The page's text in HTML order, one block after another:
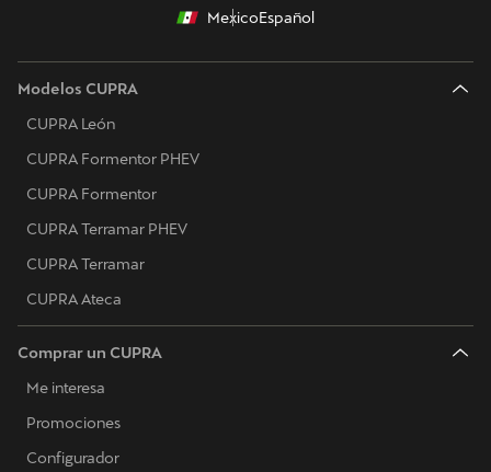
MexicoEspañol
Modelos CUPRA
CUPRA León
CUPRA Formentor PHEV
CUPRA Formentor
CUPRA Terramar PHEV
CUPRA Terramar
CUPRA Ateca
Comprar un CUPRA
Me interesa
Promociones
Configurador